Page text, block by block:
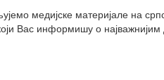
медијске материјале на
Вас информишу о најважнијим